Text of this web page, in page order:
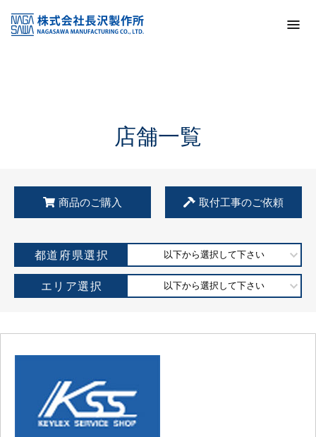
KSS加盟店・取扱店情報
店舗一覧
店舗一覧
商品のご購入 取付工事のご依頼
都道府県選択 以下から選択して下さい
エリア選択 以下から選択して下さい